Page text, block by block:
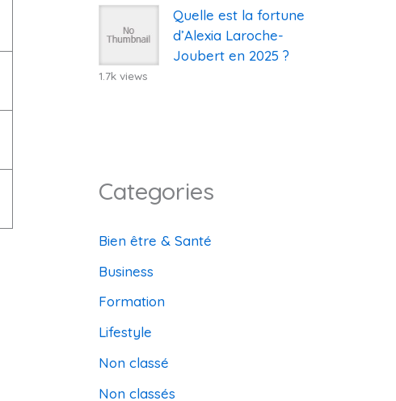
Quelle est la fortune
d’Alexia Laroche-
Joubert en 2025 ?
1.7k views
Categories
Bien être & Santé
Business
Formation
Lifestyle
Non classé
Non classés